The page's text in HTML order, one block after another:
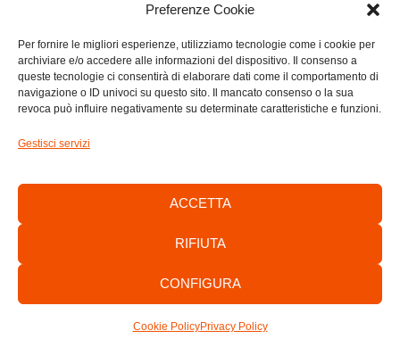
Preferenze Cookie
Per fornire le migliori esperienze, utilizziamo tecnologie come i cookie per
archiviare e/o accedere alle informazioni del dispositivo. Il consenso a
queste tecnologie ci consentirà di elaborare dati come il comportamento di
navigazione o ID univoci su questo sito. Il mancato consenso o la sua
revoca può influire negativamente su determinate caratteristiche e funzioni.
Gestisci servizi
ACCETTA
RIFIUTA
CONFIGURA
Cookie PolicyPrivacy Policy
Home
Privacy